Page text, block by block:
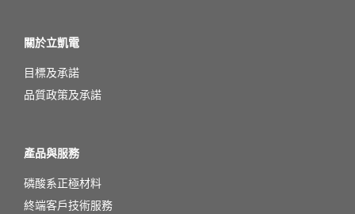
關於立凱電
目標及承諾
品質政策及承諾
產品與服務
磷酸系正極材料
終端客戶技術服務